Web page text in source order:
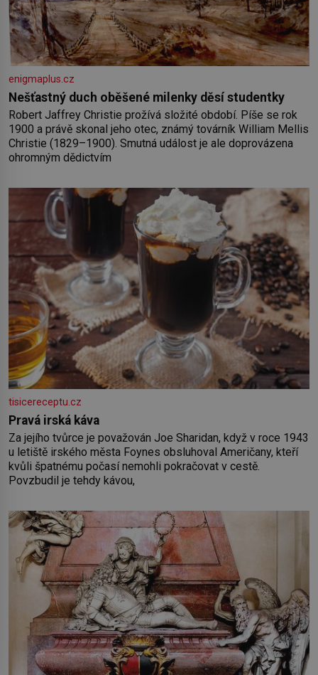
enigmaplus.cz
Nešťastný duch oběšené milenky děsí studentky
Robert Jaffrey Christie prožívá složité období. Píše se rok
1900 a právě skonal jeho otec, známý továrník William Mellis
Christie (1829–1900). Smutná událost je ale doprovázena
ohromným dědictvím
tisicereceptu.cz
Pravá irská káva
Za jejího tvůrce je považován Joe Sharidan, když v roce 1943
u letiště irského města Foynes obsluhoval Američany, kteří
kvůli špatnému počasí nemohli pokračovat v cestě.
Povzbudil je tehdy kávou,